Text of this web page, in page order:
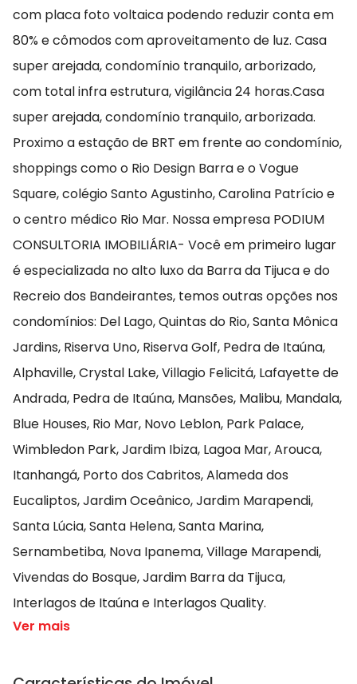
com placa foto voltaica podendo reduzir conta em
80% e cômodos com aproveitamento de luz. Casa
super arejada, condomínio tranquilo, arborizado,
com total infra estrutura, vigilância 24 horas.Casa
super arejada, condomínio tranquilo, arborizada.
Proximo a estação de BRT em frente ao condomínio,
shoppings como o Rio Design Barra e o Vogue
Square, colégio Santo Agustinho, Carolina Patrício e
o centro médico Rio Mar. Nossa empresa PODIUM
CONSULTORIA IMOBILIÁRIA- Você em primeiro lugar
é especializada no alto luxo da Barra da Tijuca e do
Recreio dos Bandeirantes, temos outras opções nos
condomínios: Del Lago, Quintas do Rio, Santa Mônica
Jardins, Riserva Uno, Riserva Golf, Pedra de Itaúna,
Alphaville, Crystal Lake, Villagio Felicitá, Lafayette de
Andrada, Pedra de Itaúna, Mansões, Malibu, Mandala,
Blue Houses, Rio Mar, Novo Leblon, Park Palace,
Wimbledon Park, Jardim Ibiza, Lagoa Mar, Arouca,
Itanhangá, Porto dos Cabritos, Alameda dos
Eucaliptos, Jardim Oceânico, Jardim Marapendi,
Santa Lúcia, Santa Helena, Santa Marina,
Sernambetiba, Nova Ipanema, Village Marapendi,
Vivendas do Bosque, Jardim Barra da Tijuca,
Interlagos de Itaúna e Interlagos Quality.
Ver mais